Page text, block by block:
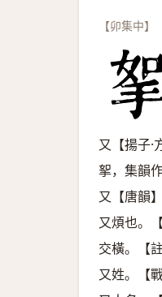
【卯集中
又【揚子
挐，集韻
又【唐韻
又煩也。
交橫。【
又姓。【